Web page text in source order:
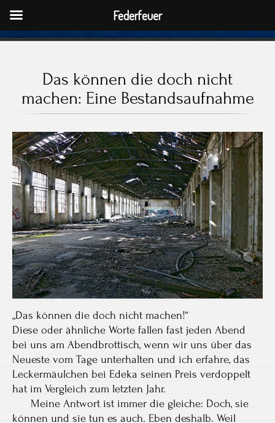
Das können die doch nicht
machen: Eine Bestandsaufnahme
„Das können die doch nicht machen!“
Diese oder ähnliche Worte fallen fast jeden Abend
bei uns am Abendbrottisch, wenn wir uns über das
Neueste vom Tage unterhalten und ich erfahre, das
Leckermäulchen bei Edeka seinen Preis verdoppelt
hat im Vergleich zum letzten Jahr.
Meine Antwort ist immer die gleiche: Doch, sie
können und sie tun es auch. Eben deshalb. Weil
Federfeuer